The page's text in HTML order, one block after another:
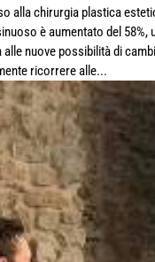
alla chirurgia plastica
è aumentato del 58%,
nuove possibilità di
ricorrere alle...